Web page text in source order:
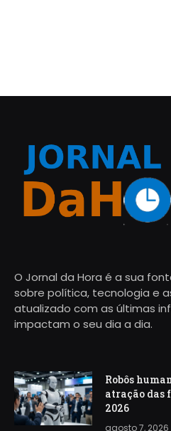
O Jornal da Hora é a sua
sobre política, tecnologia e
atualizado com as últimas
impactam o seu dia a dia.
Robôs
atração das
2026
agosto 7, 2026